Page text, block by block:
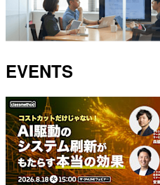
EVENTS